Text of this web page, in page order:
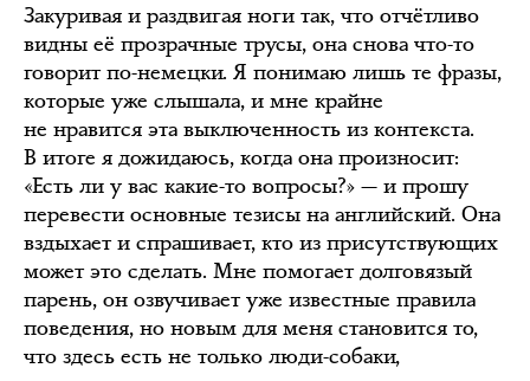
Закуривая и раздвигая ноги так, что отчётливо
видны её прозрачные трусы, она снова что-то
говорит по-немецки. Я понимаю лишь те фразы,
которые уже слышала, и мне крайне
не нравится эта выключенность из контекста.
В итоге я дожидаюсь, когда она произносит:
«Есть ли у вас какие-то вопросы?» — и прошу
перевести основные тезисы на английский. Она
вздыхает и спрашивает, кто из присутствующих
может это сделать. Мне помогает долговязый
парень, он озвучивает уже известные правила
поведения, но новым для меня становится то,
что здесь есть не только люди-собаки,